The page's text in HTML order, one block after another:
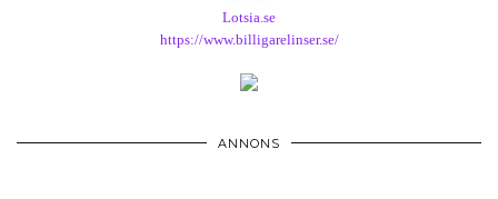
Lotsia.se
https://www.billigarelinser.se/
ANNONS